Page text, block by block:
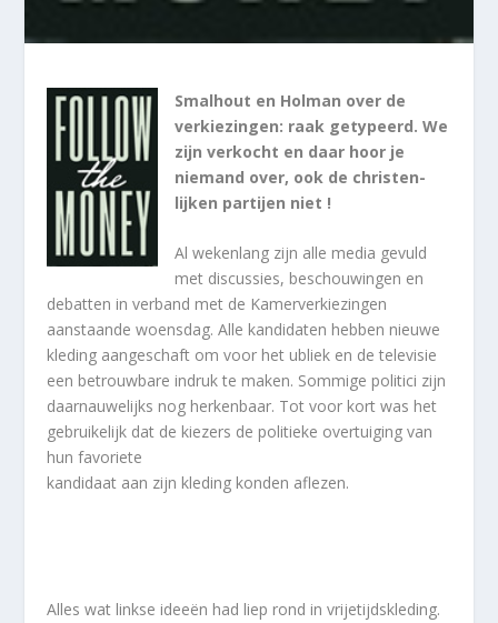
Smalhout en Holman over de
verkiezingen: raak getypeerd. We
zijn verkocht en daar hoor je
niemand over, ook de christen-
lijken partijen niet !
Al wekenlang zijn alle media gevuld
met discussies, beschouwingen en
debatten in verband met de Kamerverkiezingen
aanstaande woensdag. Alle kandidaten hebben nieuwe
kleding aangeschaft om voor het ubliek en de televisie
een betrouwbare indruk te maken. Sommige politici zijn
daarnauwelijks nog herkenbaar. Tot voor kort was het
gebruikelijk dat de kiezers de politieke overtuiging van
hun favoriete
kandidaat aan zijn kleding konden aflezen.
Alles wat linkse ideeën had liep rond in vrijetijdskleding.